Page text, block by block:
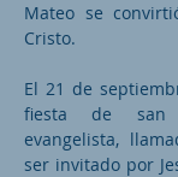
Mateo se
Cristo.
El 21 de
fiesta de san
evangelista,
ser invitado por